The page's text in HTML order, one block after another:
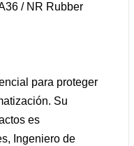
/ NR Rubber
para proteger
Su
es
Ingeniero de